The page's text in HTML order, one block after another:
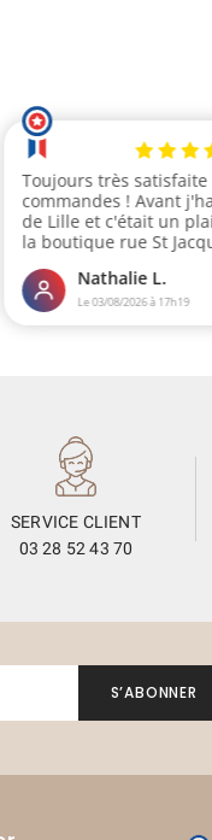
SERVICE CLIENT
03 28 52 43 70